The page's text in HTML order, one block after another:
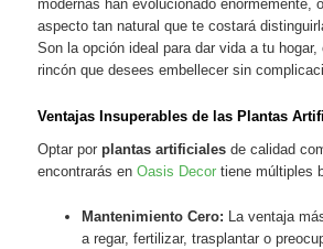
modernas han evolucionado enormemente,
aspecto tan natural que te costará
Son la opción ideal para dar vida a tu
rincón que desees embellecer sin
Ventajas Insuperables de las Plantas
Optar porplantas artificiales de calidad
encontrarás enOasis Decor tiene múltiples
Mantenimiento Cero: La ventaja
a regar, fertilizar, trasplantar o